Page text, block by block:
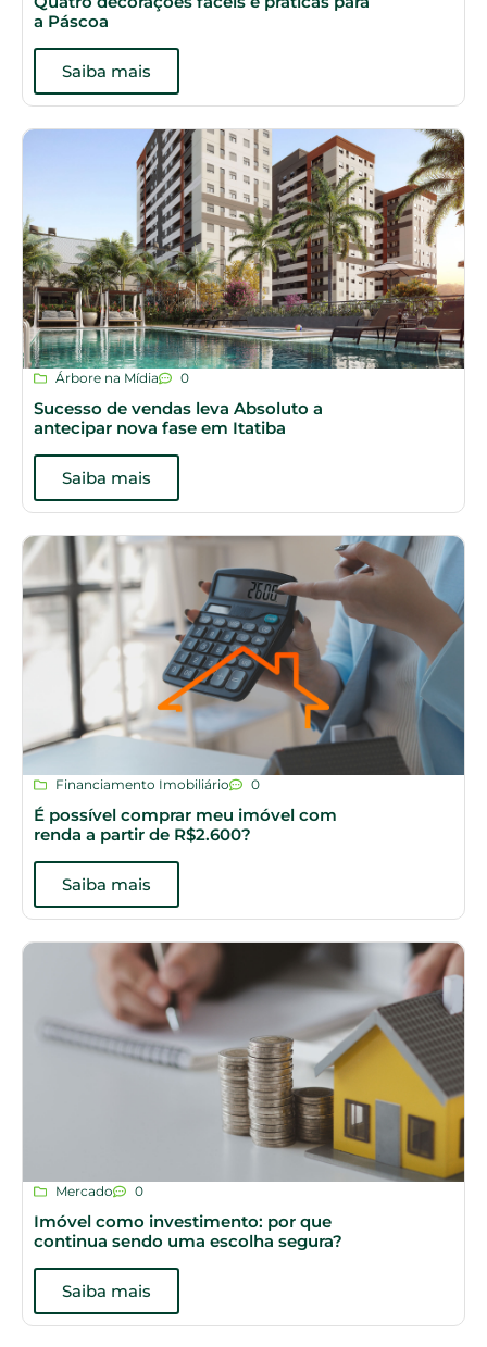
a Páscoa
Saiba mais
Árbore na Mídia 0
Sucesso de vendas leva Absoluto a
antecipar nova fase em Itatiba
Saiba mais
Financiamento Imobiliário 0
É possível comprar meu imóvel com
renda a partir de R$2.600?
Saiba mais
Mercado 0
Imóvel como investimento: por que
continua sendo uma escolha segura?
Saiba mais